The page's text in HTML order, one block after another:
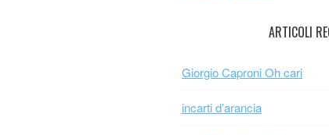
ARTICOLI
Giorgio Caproni Oh cari
incarti d’arancia